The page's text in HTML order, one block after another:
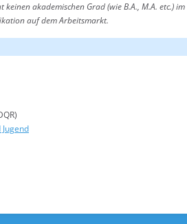
akademischen Grad (wie B.A., M.A. etc.) im
auf dem Arbeitsmarkt.